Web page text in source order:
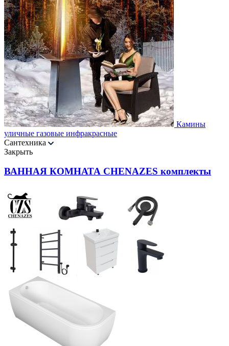
Камины
уличные газовые инфракрасные
Сантехника
Закрыть
ВАННАЯ КОМНАТА CHENAZES комплекты